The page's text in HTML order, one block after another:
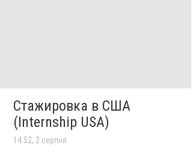
Стажировка в США
(Internship USA)
14:52, 2 серпня